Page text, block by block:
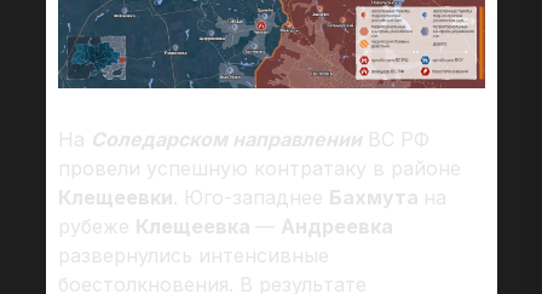
На Соледарском направленииВС РФ
провели успешную контратаку в районе
Клещеевки. Юго-западнее Бахмута на
рубеже Клещеевка — Андреевка
развернулись интенсивные
боестолкновения. В результате